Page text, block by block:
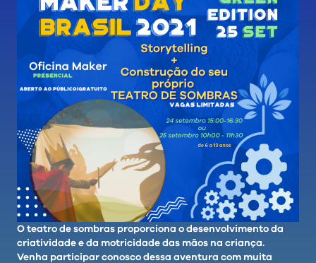
O teatro de sombras proporciona o desenvolvimento da
criatividade e da motricidade das mãos na criança.
Venha participar conosco dessa aventura com muita